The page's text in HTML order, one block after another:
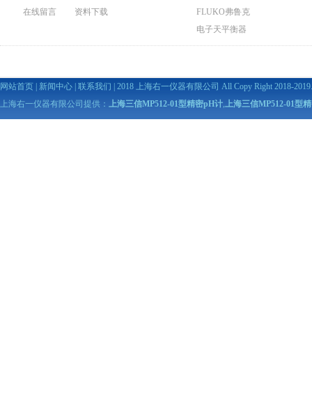
在线留言
资料下载
FLUKO弗鲁克
电子天平衡器
网站首页 新闻中心 联系我们 | 2018 上海右一仪器有限公司 All Copy Right 2018-
上海右一仪器有限公司提供： 上海三信MP512-01型精密pH计,上海三信MP512-01型